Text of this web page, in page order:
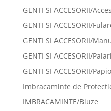
GENTI SI ACCESORII/
GENTI SI ACCESORII/
GENTI SI ACCESORII/
GENTI SI ACCESORII/
GENTI SI ACCESORII/
Imbracaminte de
IMBRACAMINTE/Bluze